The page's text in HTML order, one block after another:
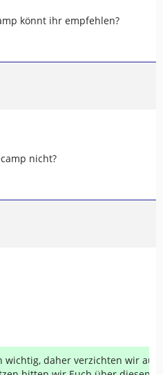
könnt ihr empfehlen?
nicht?
wichtig, daher verzichten wir auf